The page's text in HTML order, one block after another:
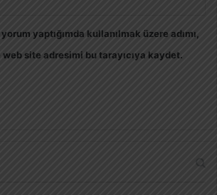
yaptığımda kullanılmak üzere adımı,
site adresimi bu tarayıcıya kaydet.